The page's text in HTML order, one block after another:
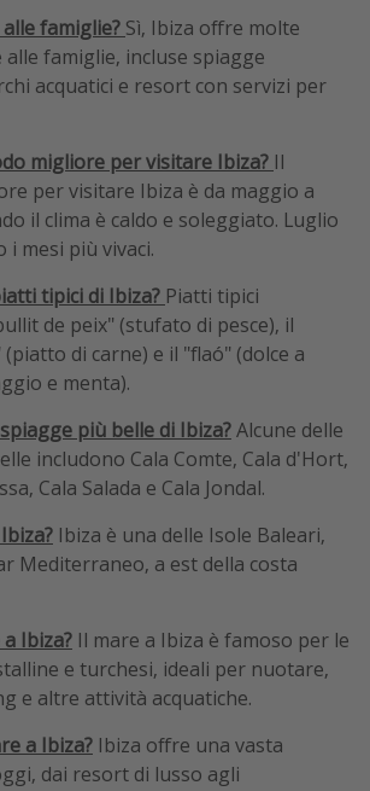
famiglie? Sì, Ibiza offre molte
famiglie, incluse spiagge
acquatici e resort con servizi per
migliore per visitare Ibiza? Il
per visitare Ibiza è da maggio a
il clima è caldo e soleggiato. Luglio
i mesi più vivaci.
tipici di Ibiza? Piatti tipici
de peix" (stufato di pesce), il
di carne) e il "flaó" (dolce a
e menta).
più belle di Ibiza?Alcune delle
includono Cala Comte, Cala d'Hort,
Cala Salada e Cala Jondal.
Ibiza è una delle Isole Baleari,
Mediterraneo, a est della costa
Ibiza? Il mare a Ibiza è famoso per le
e turchesi, ideali per nuotare,
e altre attività acquatiche.
a Ibiza? Ibiza offre una vasta
dai resort di lusso agli